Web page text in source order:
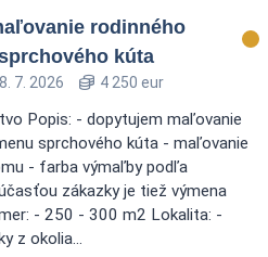
rodinného
kúta
7. 2026 4 250 eur
Popis: - dopytujem maľovanie
sprchového kúta - maľovanie
- farba výmaľby podľa
zákazky je tiež výmena
- 250 - 300 m2 Lokalita: -
z okolia...